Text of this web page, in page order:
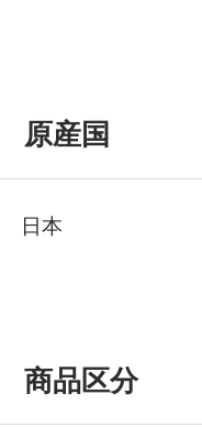
原産国
日本
商品区分